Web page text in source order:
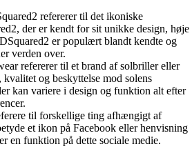
refererer til det ikoniske
der er kendt for sit unikke design, høje
er populært blandt kendte og
verden over.
refererer til et brand af solbriller eller
og beskyttelse mod solens
kan variere i design og funktion alt efter
til forskellige ting afhængigt af
et ikon på Facebook eller henvisning
en funktion på dette sociale medie.